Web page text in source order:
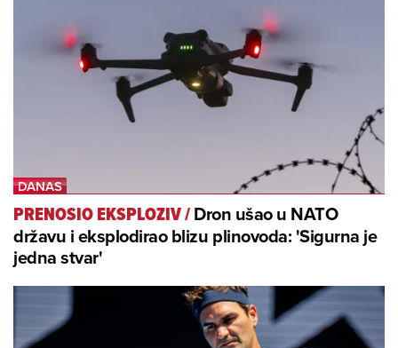
PRENOSIO EKSPLOZIV/Dron ušao u NATO
državu i eksplodirao blizu plinovoda: 'Sigurna je
jedna stvar'